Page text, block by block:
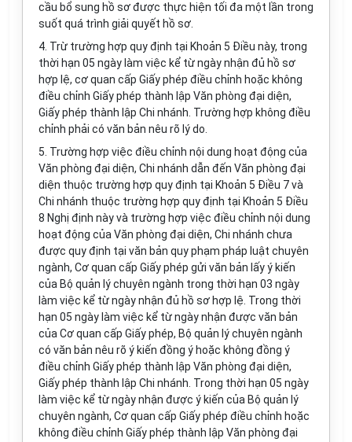
cầu bổ sung hồ sơ được thực hiện tối đa một lần trong
suốt quá trình giải quyết hồ sơ.
4. Trừ trường hợp quy định tại Khoản 5 Điều này, trong
thời hạn 05 ngày làm việc kể từ ngày nhận đủ hồ sơ
hợp lệ, cơ quan cấp Giấy phép điều chỉnh hoặc không
điều chỉnh Giấy phép thành lập Văn phòng đại diện,
Giấy phép thành lập Chi nhánh. Trường hợp không điều
chỉnh phải có văn bản nêu rõ lý do.
5. Trường hợp việc điều chỉnh nội dung hoạt động của
Văn phòng đại diện, Chi nhánh dẫn đến Văn phòng đại
diện thuộc trường hợp quy định tại Khoản 5 Điều 7 và
Chi nhánh thuộc trường hợp quy định tại Khoản 5 Điều
8 Nghị định này và trường hợp việc điều chỉnh nội dung
hoạt động của Văn phòng đại diện, Chi nhánh chưa
được quy định tại văn bản quy phạm pháp luật chuyên
ngành, Cơ quan cấp Giấy phép gửi văn bản lấy ý kiến
của Bộ quản lý chuyên ngành trong thời hạn 03 ngày
làm việc kể từ ngày nhận đủ hồ sơ hợp lệ. Trong thời
hạn 05 ngày làm việc kể từ ngày nhận được văn bản
của Cơ quan cấp Giấy phép, Bộ quản lý chuyên ngành
có văn bản nêu rõ ý kiến đồng ý hoặc không đồng ý
điều chỉnh Giấy phép thành lập Văn phòng đại diện,
Giấy phép thành lập Chi nhánh. Trong thời hạn 05 ngày
làm việc kể từ ngày nhận được ý kiến của Bộ quản lý
chuyên ngành, Cơ quan cấp Giấy phép điều chỉnh hoặc
không điều chỉnh Giấy phép thành lập Văn phòng đại